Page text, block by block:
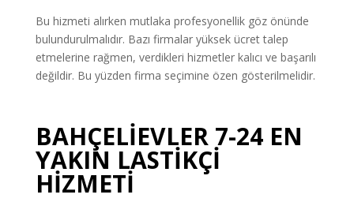
Bu hizmeti alırken mutlaka profesyonellik göz önünde
bulundurulmalıdır. Bazı firmalar yüksek ücret talep
etmelerine rağmen, verdikleri hizmetler kalıcı ve başarılı
değildir. Bu yüzden firma seçimine özen gösterilmelidir.
BAHÇELİEVLER 7-24 EN
YAKIN LASTİKÇİ
HİZMETİ